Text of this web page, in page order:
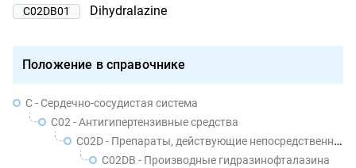
C02DB01 Dihydralazine
Положение в справочнике
C - Сердечно-сосудистая система
C02 - Антигипертензивные средства
C02D - Препараты, действующие непосредственно на гладкую мускулатуру артериол
C02DB - Производные гидразинофталазина